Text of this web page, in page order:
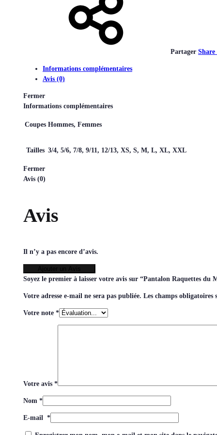
Partager Share
Informations complémentaires
Avis (0)
Fermer
Informations complémentaires
Coupes Hommes, Femmes
Tailles 3/4, 5/6, 7/8, 9/11, 12/13, XS, S, M, L, XL, XXL
Fermer
Avis (0)
Avis
Il n’y a pas encore d’avis.
Soyez le premier à laisser votre avis sur “Pantalon Raquettes du
Votre adresse e-mail ne sera pas publiée. Les champs obligatoires
Votre note *
Votre avis *
Nom *
E-mail *